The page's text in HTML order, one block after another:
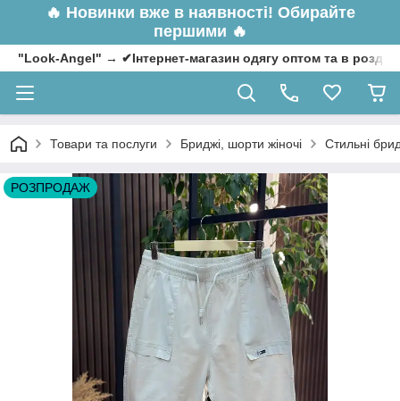
🔥 Новинки вже в наявності! Обирайте
першими 🔥
"Look-Angel" → ✔Інтернет-магазин одягу оптом та в
Товари та послуги Бриджі, шорти жіночі Стильні
РОЗПРОДАЖ